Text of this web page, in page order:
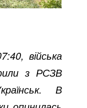
війська
з РСЗВ
В